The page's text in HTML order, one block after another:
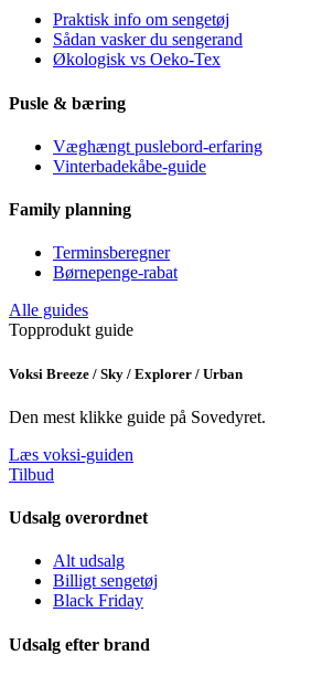
Praktisk info om sengetøj
Sådan vasker du sengerand
Økologisk vs Oeko-Tex
Pusle & bæring
Væghængt puslebord-erfaring
Vinterbadekåbe-guide
Family planning
Terminsberegner
Børnepenge-rabat
Alle guides
Topprodukt guide
Voksi Breeze / Sky / Explorer / Urban
Den mest klikke guide på Sovedyret.
Læs voksi-guiden
Tilbud
Udsalg overordnet
Alt udsalg
Billigt sengetøj
Black Friday
Udsalg efter brand